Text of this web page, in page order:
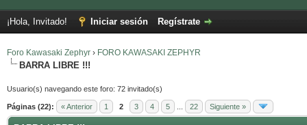
¡Hola, Invitado! Iniciar sesión Regístrate
Foro Kawasaki Zephyr › FORO KAWASAKI ZEPHYR
BARRA LIBRE !!!
Usuario(s) navegando este foro: 72 invitado(s)
Páginas (22): « Anterior 1 2 3 4 5 22 Siguiente »